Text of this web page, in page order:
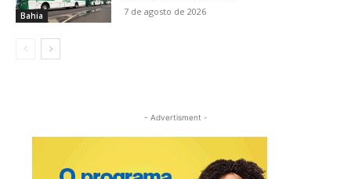
Bahia 7 de agosto de 2026
- Advertisment -